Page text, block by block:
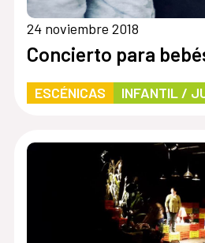
24 noviembre 2018
Concierto para
ESCÉNICAS INFANTIL /